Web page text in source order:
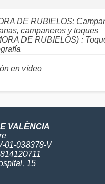
DE RUBIELOS:
campaneros y toques
DE RUBIELOS) :
en vídeo
VALÈNCIA
01-038378-V
15